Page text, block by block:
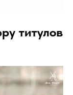
титулов